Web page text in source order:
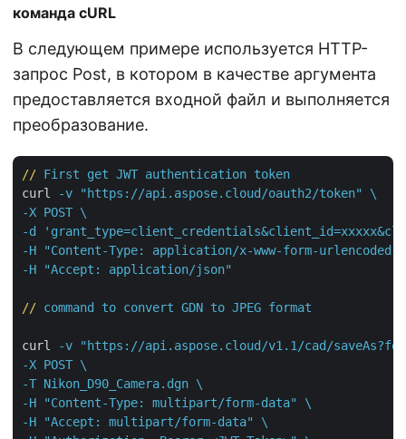
команда cURL
В следующем примере используется HTTP-
запрос Post, в котором в качестве аргумента
предоставляется входной файл и выполняется
преобразование.
// First get JWT authentication token
curl
-v "https://api.aspose.cloud/oauth2/token" \
-X POST \
-d
-H "Content-Type: application/x-www-form-
-H "Accept: application/json"
// command to convert GDN to JPEG format
curl
-v "https://api.aspose.cloud/v1.1/cad/
-X POST \
-T Nikon_D90_Camera.dgn \
-H "Content-Type: multipart/form-data" \
-H "Accept: multipart/form-data" \